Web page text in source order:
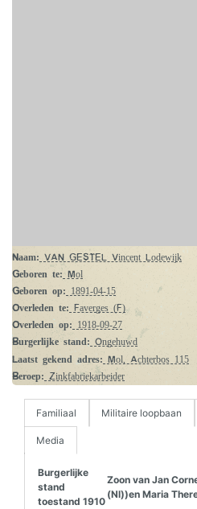
Naam: VAN GESTEL Vincent Lodewijk
Geboren te: Mol
Geboren op: 1891-04-15
Overleden te: Faverges (F)
Overleden op: 1918-09-27
Burgerlijke stand: Ongehuwd
Laatst gekend adres: Mol, Achterbos 115
Beroep: Zinkfabriekarbeider
Familiaal Militaire loopbaan
Media
Burgerlijke
stand
toestand 1910
Zoon van Jan
(Nl))en Maria